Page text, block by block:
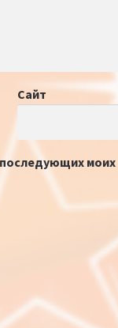
Сайт
последующих моих